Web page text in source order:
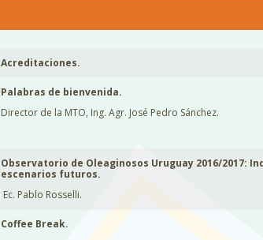
Acreditaciones.
Palabras de bienvenida.
Director de la MTO, Ing. Agr. José Pedro Sánchez.
Observatorio de Oleaginosos Uruguay 2016/2017:
escenarios futuros.
Ec. Pablo Rosselli.
Coffee Break.